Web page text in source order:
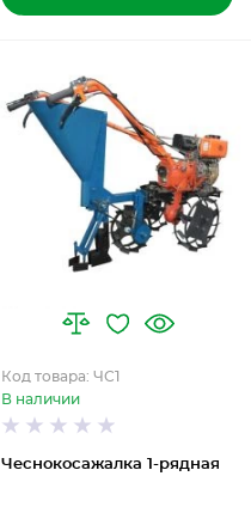
Чеснокосажалка 1-рядная
Код товара: ЧС1
В наличии